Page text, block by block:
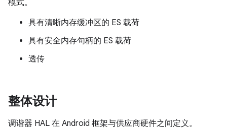
模式。
具有清晰内存缓冲区的 ES 载荷
具有安全内存句柄的 ES 载荷
透传
整体设计
调谐器 HAL 在 Android 框架与供应商硬件之间定义。